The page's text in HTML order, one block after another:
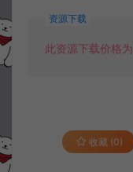
资源下载
此资源下载价格为
收藏 (0)